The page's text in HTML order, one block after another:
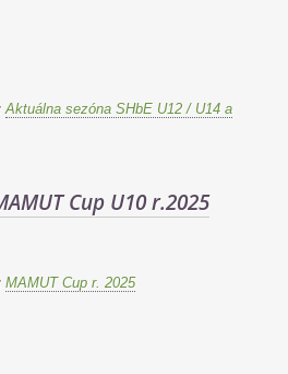
Aktuálna sezóna SHbE U12 / U14 a
Cup U10 r.2025
MAMUT Cup r. 2025